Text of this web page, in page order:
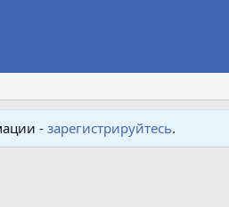
- зарегистрируйтесь.